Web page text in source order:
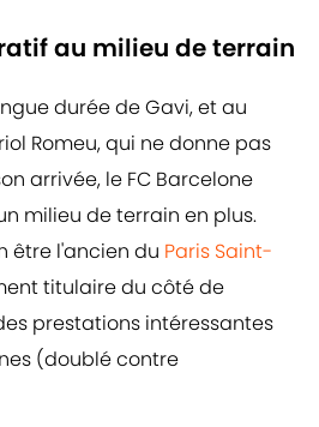
au milieu de terrain
durée de Gavi, et au
Romeu, qui ne donne pas
arrivée, le FC Barcelone
milieu de terrain en plus.
être l'ancien du Paris Saint-
titulaire du côté de
prestations intéressantes
(doublé contre